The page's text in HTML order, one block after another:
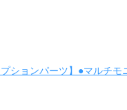
ションパーツ】●マルチ